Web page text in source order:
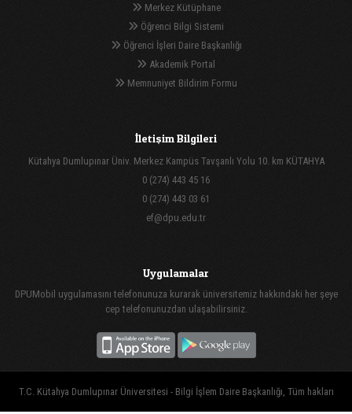
Merkez Kütüphane
Öğrenci Bilgi Sistemi
Öğrenci İşleri Daire Başkanlığı
Akademik Portal
Memnuniyet Bildirim Formu
İletişim Bilgileri
Kütahya Dumlupınar Üniv. Merkez Kampüs Tavşanlı Yolu 10. km KÜTAHYA
0 (274) 443 45 16
0 (274) 443 03 61
ef@dpu.edu.tr
Uygulamalar
DPUMobil uygulamasını telefonunuza kurarak üniversitemiz hakkındaki her şeye
cep telefonunuzdan ulaşabilirsiniz.
T.C. Kütahya Dumlupınar Üniversitesi - Bilgi İşlem Daire Başkanlığı, Tüm hakları